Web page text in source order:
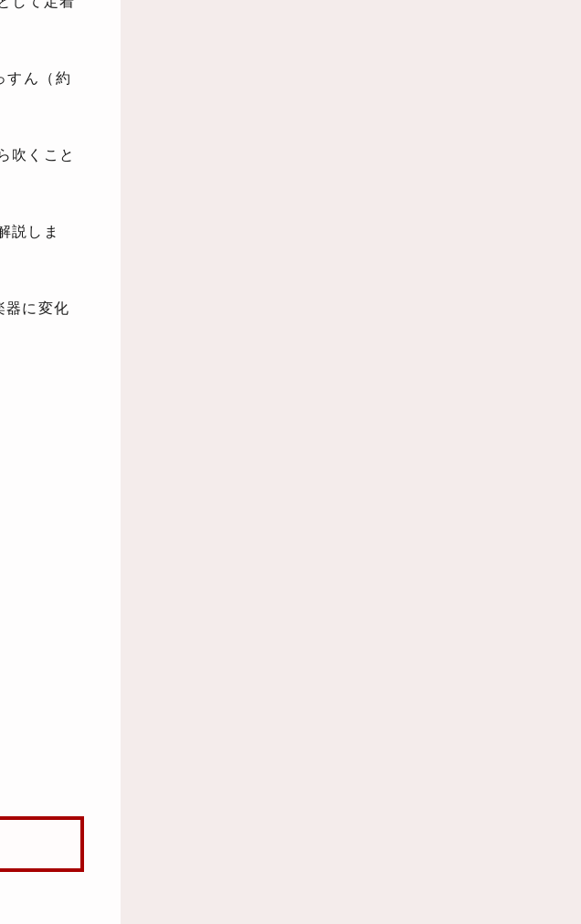
すん（約
吹くこと
説しま
器に変化